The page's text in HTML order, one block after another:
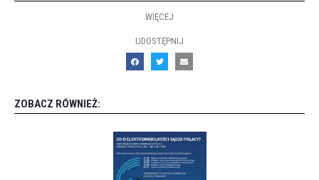
WIĘCEJ
UDOSTĘPNIJ
ZOBACZ RÓWNIEŻ: